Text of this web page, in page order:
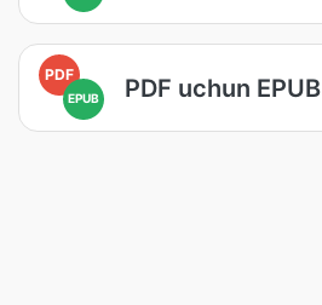
PDF
EPUB PDF uchun EPUB